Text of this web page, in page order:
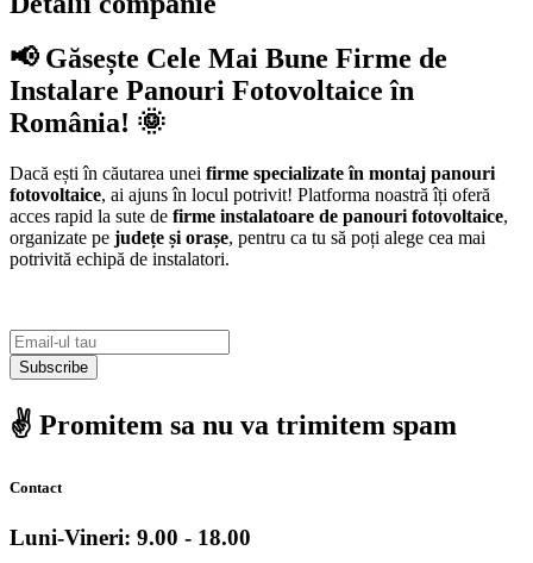
📢 Găsește Cele Mai Bune Firme de
Instalare Panouri Fotovoltaice în
România! 🌞
Dacă ești în căutarea unei firme specializate în montaj panouri
fotovoltaice, ai ajuns în locul potrivit! Platforma noastră îți oferă
acces rapid la sute de firme instalatoare de panouri fotovoltaice,
organizate pe județe și orașe, pentru ca tu să poți alege cea mai
potrivită echipă de instalatori.
Subscribe
✌️ Promitem sa nu va trimitem spam
Contact
Luni-Vineri: 9.00 - 18.00